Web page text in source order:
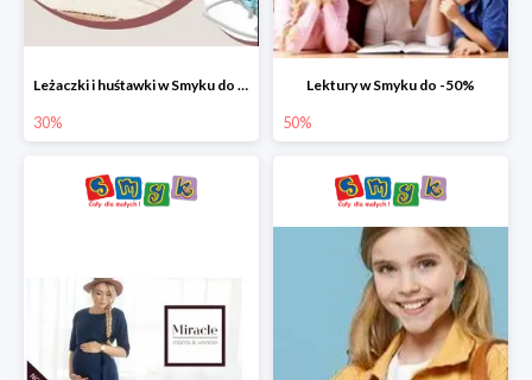
Leżaczki i huśtawki w Smyku do -30%
30%
Lektury w Smyku do -50%
50%